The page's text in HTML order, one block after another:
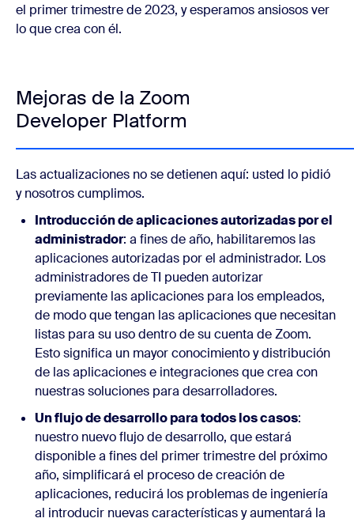
el primer trimestre de 2023, y esperamos ansiosos ver
lo que crea con él.
Mejoras de la Zoom
Developer Platform
Las actualizaciones no se detienen aquí: usted lo pidió
y nosotros cumplimos.
Introducción de aplicaciones autorizadas por el
administrador: a fines de año, habilitaremos las
aplicaciones autorizadas por el administrador. Los
administradores de TI pueden autorizar
previamente las aplicaciones para los empleados,
de modo que tengan las aplicaciones que necesitan
listas para su uso dentro de su cuenta de Zoom.
Esto significa un mayor conocimiento y distribución
de las aplicaciones e integraciones que crea con
nuestras soluciones para desarrolladores.
Un flujo de desarrollo para todos los casos:
nuestro nuevo flujo de desarrollo, que estará
disponible a fines del primer trimestre del próximo
año, simplificará el proceso de creación de
aplicaciones, reducirá los problemas de ingeniería
al introducir nuevas características y aumentará la